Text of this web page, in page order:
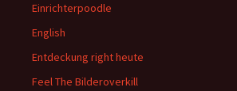
Einrichterpoodle
English
Entdeckung right heute
Feel The Bilderoverkill